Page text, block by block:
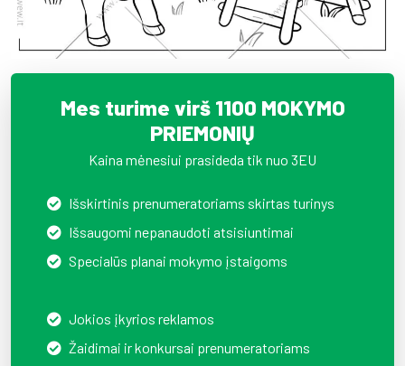
Mes turime virš 1100 MOKYMO
PRIEMONIŲ
Kaina mėnesiui prasideda tik nuo 3EU
Išskirtinis prenumeratoriams skirtas turinys
Išsaugomi nepanaudoti atsisiuntimai
Specialūs planai mokymo įstaigoms
Jokios įkyrios reklamos
Žaidimai ir konkursai prenumeratoriams